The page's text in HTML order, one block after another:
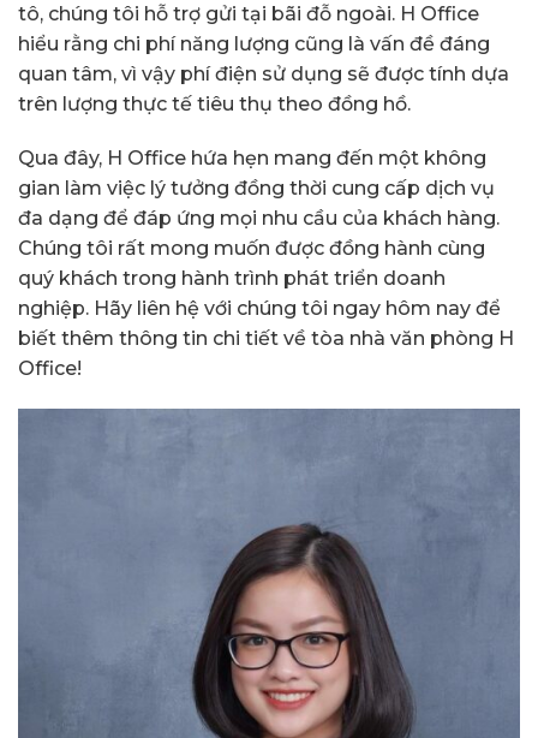
tô, chúng tôi hỗ trợ gửi tại bãi đỗ ngoài. H Office
hiểu rằng chi phí năng lượng cũng là vấn đề đáng
quan tâm, vì vậy phí điện sử dụng sẽ được tính dựa
trên lượng thực tế tiêu thụ theo đồng hồ.
Qua đây, H Office hứa hẹn mang đến một không
gian làm việc lý tưởng đồng thời cung cấp dịch vụ
đa dạng để đáp ứng mọi nhu cầu của khách hàng.
Chúng tôi rất mong muốn được đồng hành cùng
quý khách trong hành trình phát triển doanh
nghiệp. Hãy liên hệ với chúng tôi ngay hôm nay để
biết thêm thông tin chi tiết về tòa nhà văn phòng H
Office!